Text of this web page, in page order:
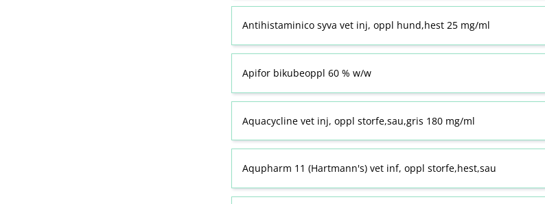
Antihistaminico syva vet inj, oppl hund,hest 25 mg/ml
Apifor bikubeoppl 60 % w​/​w
Aquacycline vet inj, oppl storfe,sau,gris 180 mg/ml
Aqupharm 11 (Hartmann's) vet inf, oppl storfe,hest,sau